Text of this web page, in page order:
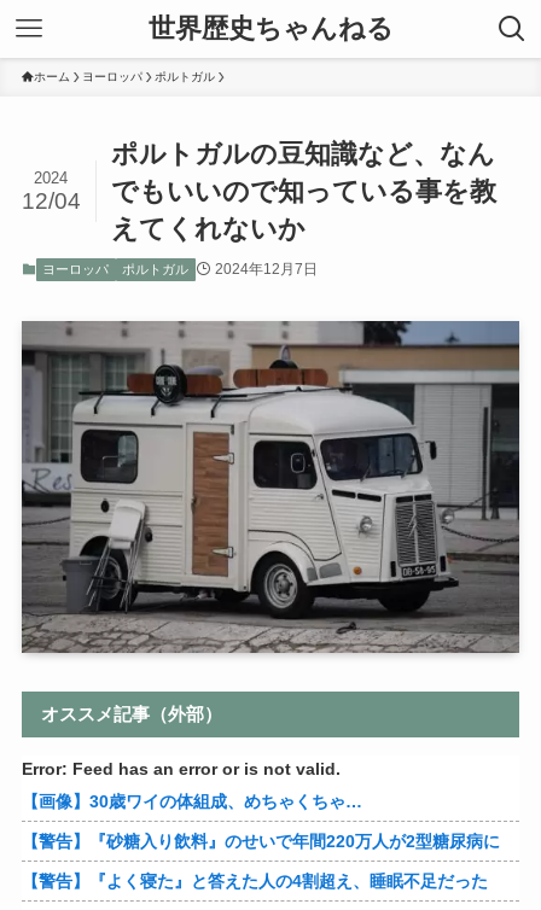
世界歴史ちゃんねる
ホーム ヨーロッパ ポルトガル
ポルトガルの豆知識など、なん
でもいいので知っている事を教
えてくれないか
2024
12/04
ヨーロッパ ポルトガル 2024年12月7日
オススメ記事（外部）
Error: Feed has an error or is not valid.
【画像】30歳ワイの体組成、めちゃくちゃ…
【警告】『砂糖入り飲料』のせいで年間220万人が2型糖尿病に
【警告】『よく寝た』と答えた人の4割超え、睡眠不足だった